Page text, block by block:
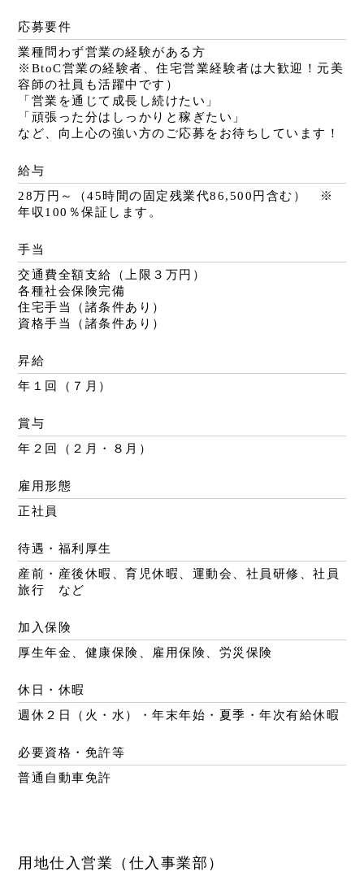
応募要件
業種問わず営業の経験がある方
※BtoC営業の経験者、住宅営業経験者は大歓迎！元美
容師の社員も活躍中です）
「営業を通じて成長し続けたい」
「頑張った分はしっかりと稼ぎたい」
など、向上心の強い方のご応募をお待ちしています！
給与
28万円～（45時間の固定残業代86,500円含む） ※
年収100％保証します。
手当
交通費全額支給（上限３万円）
各種社会保険完備
住宅手当（諸条件あり）
資格手当（諸条件あり）
昇給
年１回（７月）
賞与
年２回（２月・８月）
雇用形態
正社員
待遇・福利厚生
産前・産後休暇、育児休暇、運動会、社員研修、社員
旅行 など
加入保険
厚生年金、健康保険、雇用保険、労災保険
休日・休暇
週休２日（火・水）・年末年始・夏季・年次有給休暇
必要資格・免許等
普通自動車免許
用地仕入営業（仕入事業部）